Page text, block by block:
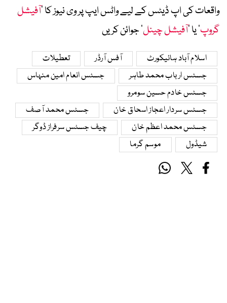
واقعات کی اپ ڈیٹس کے لیے واٹس ایپ پر وی نیوز کا ’آفیشل
گروپ‘ یا ’آفیشل چینل‘ جوائن کریں
اسلام آباد ہائیکورٹ آفس آرڈر
تعطیلات
جسٹس ارباب محمد طاہر
جسٹس انعام امین منہاس
جسٹس خادم حسین سومرو
جسٹس سردار اعجاز اسحاق خان
جسٹس محمد آصف
جسٹس محمد اعظم خان
چیف جسٹس سرفراز ڈوگر
شیڈول
موسم گرما